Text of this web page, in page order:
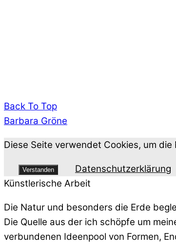
Back To Top
Barbara Gröne
Diese Seite verwendet Cookies, um
Verstanden
Datenschutzerklärung
Künstlerische Arbeit
Die Natur und besonders die Erde
Die Quelle aus der ich schöpfe um
verbundenen Ideenpool von Formen,